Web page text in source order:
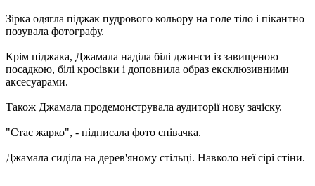
Зірка одягла піджак пудрового кольору на голе тіло і пікантно
позувала фотографу.
Крім піджака, Джамала наділа білі джинси із завищеною
посадкою, білі кросівки і доповнила образ ексклюзивними
аксесуарами.
Також Джамала продемонструвала аудиторії нову зачіску.
"Стає жарко", - підписала фото співачка.
Джамала сиділа на дерев'яному стільці. Навколо неї сірі стіни.